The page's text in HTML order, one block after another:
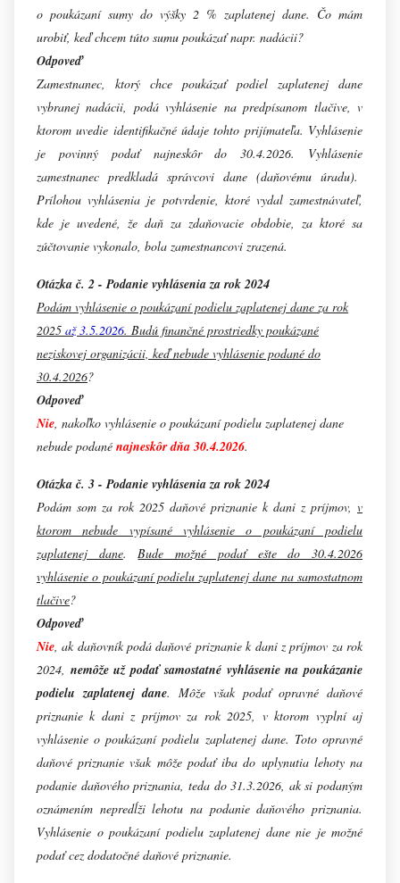
o poukázaní sumy do výšky 2 % zaplatenej dane. Čo mám
urobiť, keď chcem túto sumu poukázať napr. nadácii?
Odpoveď
Zamestnanec, ktorý chce poukázať podiel zaplatenej dane
vybranej nadácii, podá vyhlásenie na predpísanom tlačive, v
ktorom uvedie identifikačné údaje tohto prijímateľa. Vyhlásenie
je povinný podať najneskôr do 30.4.2026. Vyhlásenie
zamestnanec predkladá správcovi dane (daňovému úradu).
Prílohou vyhlásenia je potvrdenie, ktoré vydal zamestnávateľ,
kde je uvedené, že daň za zdaňovacie obdobie, za ktoré sa
zúčtovanie vykonalo, bola zamestnancovi zrazená.
Otázka č. 2 - Podanie vyhlásenia za rok 2024
Podám vyhlásenie o poukázaní podielu zaplatenej dane za rok
2025 až 3.5.2026. Budú finančné prostriedky poukázané
neziskovej organizácii, keď nebude vyhlásenie podané do
30.4.2026?
Odpoveď
Nie, nakoľko vyhlásenie o poukázaní podielu zaplatenej dane
nebude podané najneskôr dňa 30.4.2026.
Otázka č. 3 - Podanie vyhlásenia za rok 2024
Podám som za rok 2025 daňové priznanie k dani z príjmov, v
ktorom nebude vypísané vyhlásenie o poukázaní podielu
zaplatenej dane.Bude možné podať ešte do 30.4.2026
vyhlásenie o poukázaní podielu zaplatenej dane na samostatnom
tlačive?
Odpoveď
Nie, ak daňovník podá daňové priznanie k dani z príjmov za rok
2024, nemôže už podať samostatné vyhlásenie na poukázanie
podielu zaplatenej dane. Môže však podať opravné daňové
priznanie k dani z príjmov za rok 2025, v ktorom vyplní aj
vyhlásenie o poukázaní podielu zaplatenej dane. Toto opravné
daňové priznanie však môže podať iba do uplynutia lehoty na
podanie daňového priznania, teda do 31.3.2026, ak si podaným
oznámením nepredĺži lehotu na podanie daňového priznania.
Vyhlásenie o poukázaní podielu zaplatenej dane nie je možné
podať cez dodatočné daňové priznanie.